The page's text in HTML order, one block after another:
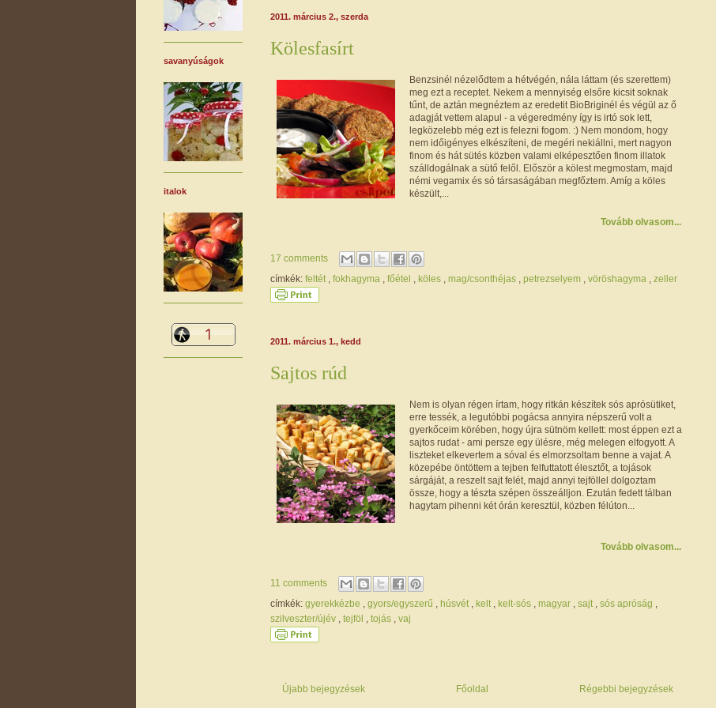
2011. március 2., szerda
Kölesfasírt
Benzsinél nézelődtem a hétvégén, nála láttam (és szerettem)
meg ezt a receptet. Nekem a mennyiség elsőre kicsit soknak
tűnt, de aztán megnéztem az eredetit BioBriginél és végül az ő
adagját vettem alapul - a végeredmény így is irtó sok lett,
legközelebb még ezt is felezni fogom. :) Nem mondom, hogy
nem időigényes elkészíteni, de megéri nekiállni, mert nagyon
finom és hát sütés közben valami elképesztően finom illatok
szálldogálnak a sütő felől. Először a kölest megmostam, majd
némi vegamix és só társaságában megfőztem. Amíg a köles
készült,...
Tovább olvasom...
17 comments
címkék: feltét , fokhagyma , főétel , köles , mag/csonthéjas , petrezselyem , vöröshagyma , zeller
2011. március 1., kedd
Sajtos rúd
Nem is olyan régen írtam, hogy ritkán készítek sós aprósütiket,
erre tessék, a legutóbbi pogácsa annyira népszerű volt a
gyerkőceim körében, hogy újra sütnöm kellett: most éppen ezt a
sajtos rudat - ami persze egy ülésre, még melegen elfogyott. A
liszteket elkevertem a sóval és elmorzsoltam benne a vajat. A
közepébe öntöttem a tejben felfuttatott élesztőt, a tojások
sárgáját, a reszelt sajt felét, majd annyi tejföllel dolgoztam
össze, hogy a tészta szépen összeálljon. Ezután fedett tálban
hagytam pihenni két órán keresztül, közben félúton...
Tovább olvasom...
11 comments
címkék: gyerekkézbe , gyors/egyszerű , húsvét , kelt , kelt-sós , magyar , sajt , sós apróság ,
szilveszter/újév , tejföl , tojás , vaj
Újabb bejegyzések Régebbi bejegyzések
Főoldal
savanyúságok
italok